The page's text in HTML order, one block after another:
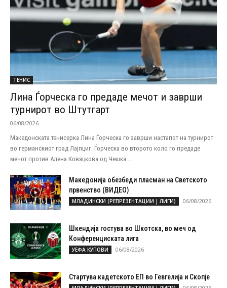
ТЕНИС
Лина Ѓорческа го предаде мечот и заврши
турнирот во Штутгарт
06/08/2026
Македонската тенисерка Лина Ѓорческа го заврши настапот на турнирот
во германскиот град Лајпциг. Ѓорческа во второто коло го предаде
мечот против Алена Ковацкова од Чешка....
Македонија обезбеди пласман на Светското
првенство (ВИДЕО)
МЛАДИНСКИ (РЕПРЕЗЕНТАЦИИ | ЛИГИ) 06/08/2026
Шкендија гостува во Шкотска, во меч од
Конференциската лига
УЕФА КУПОВИ 06/08/2026
Стартува кадетското ЕП во Гевгелија и Скопје